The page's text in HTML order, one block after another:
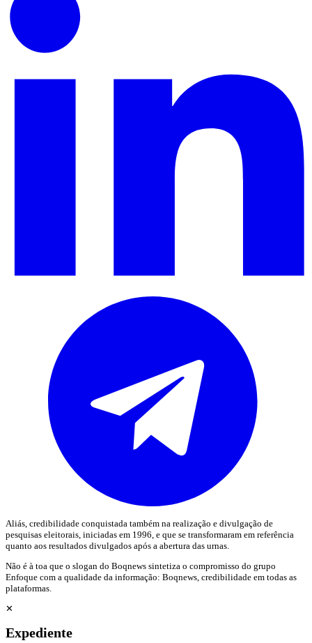
Aliás, credibilidade conquistada também na realização e divulgação de
pesquisas eleitorais, iniciadas em 1996, e que se transformaram em referência
quanto aos resultados divulgados após a abertura das urnas.
Não é à toa que o slogan do Boqnews sintetiza o compromisso do grupo
Enfoque com a qualidade da informação: Boqnews, credibilidade em todas as
plataformas.
✕
Expediente